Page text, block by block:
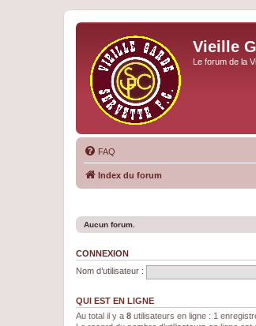
Vieille
Le forum de la
FAQ
Index du forum
Aucun forum.
CONNEXION
Nom d’utilisateur :
QUI EST EN LIGNE
Au total il y a 8 utilisateurs en ligne : 1